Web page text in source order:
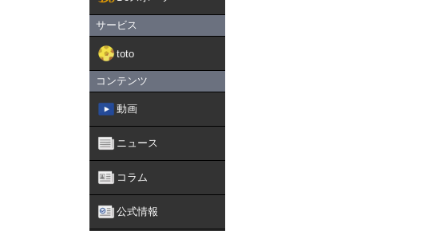
サービス
toto
コンテンツ
動画
ニュース
コラム
公式情報